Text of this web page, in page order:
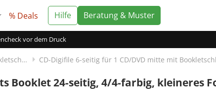
% Deals Hilfe Beratung & Muster
vor dem Druck
CD-Digifile 6-seitig für 1 CD/DVD mitte mit Bookletschlitz rechts
Booklet 24-seitig, 4/4-farbig, kleineres